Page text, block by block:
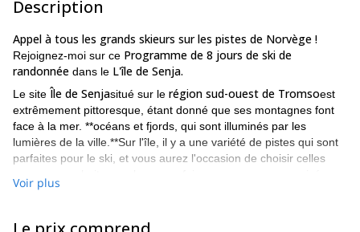
Description
Appel à tous les grands skieurs sur les pistes de Norvège !
Rejoignez-moi sur ce Programme de 8 jours de ski de
randonnée dans le L'île de Senja.
Le site Île de Senjasitué sur le région sud-ouest de Tromsoest
extrêmement pittoresque, étant donné que ses montagnes font
face à la mer. **océans et fjords, qui sont illuminés par les
lumières de la ville.**Sur l'île, il y a une variété de pistes qui sont
parfaites pour le ski, et vous aurez l'occasion de choisir celles
Le trajet en voiture sera court, mais une fois arrivés, nous nous
Voir plus